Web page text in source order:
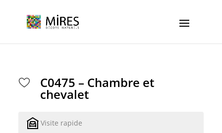
C0475 – Chambre et
chevalet
Visite rapide